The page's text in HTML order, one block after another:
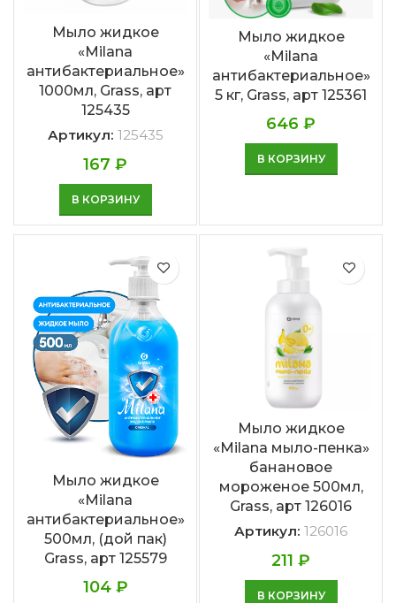
Мыло жидкое
«Milana
антибактериальное»
1000мл, Grass, арт
125435
Артикул: 125435
167 ₽
В КОРЗИНУ
Мыло жидкое
«Milana
антибактериальное»
5 кг, Grass, арт 125361
646 ₽
В КОРЗИНУ
Мыло жидкое
«Milana
антибактериальное»
500мл, (дой пак)
Grass, арт 125579
104 ₽
Мыло жидкое
«Milana мыло-пенка»
банановое
мороженое 500мл,
Grass, арт 126016
Артикул: 126016
211 ₽
В КОРЗИНУ